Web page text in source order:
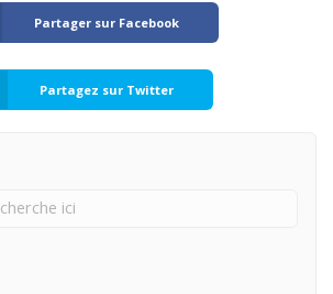
Partager sur Facebook
Partagez sur Twitter